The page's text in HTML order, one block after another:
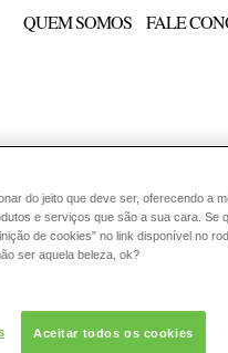
QUEM SOMOS FALE
do jeito que deve ser, oferecendo a
e serviços que são a sua cara. Se
de cookies” no link disponível no
ser aquela beleza, ok?
Aceitar todos os cookies